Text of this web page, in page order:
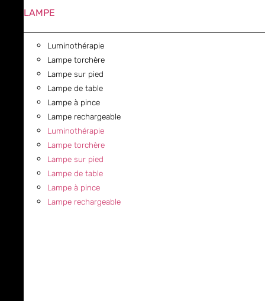
LAMPE
Luminothérapie
Lampe torchère
Lampe sur pied
Lampe de table
Lampe à pince
Lampe rechargeable
Luminothérapie
Lampe torchère
Lampe sur pied
Lampe de table
Lampe à pince
Lampe rechargeable